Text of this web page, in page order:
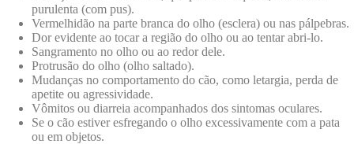
purulenta (com pus).
Vermelhidão na parte branca do olho (esclera) ou nas pálpebras.
Dor evidente ao tocar a região do olho ou ao tentar abri-lo.
Sangramento no olho ou ao redor dele.
Protrusão do olho (olho saltado).
Mudanças no comportamento do cão, como letargia, perda de
apetite ou agressividade.
Vômitos ou diarreia acompanhados dos sintomas oculares.
Se o cão estiver esfregando o olho excessivamente com a pata
ou em objetos.